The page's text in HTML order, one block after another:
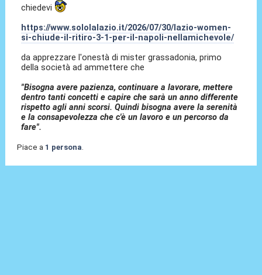
chiedevi
https://www.sololalazio.it/2026/07/30/lazio-women-
si-chiude-il-ritiro-3-1-per-il-napoli-nellamichevole/
da apprezzare l'onestà di mister grassadonia, primo
della società ad ammettere che
"Bisogna avere pazienza, continuare a lavorare, mettere
dentro tanti concetti e capire che sarà un anno differente
rispetto agli anni scorsi. Quindi bisogna avere la serenità
e la consapevolezza che c'è un lavoro e un percorso da
fare".
Piace a 1 persona.